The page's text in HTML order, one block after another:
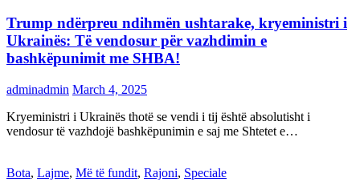
Trump ndërpreu ndihmën ushtarake, kryeministri i
Ukrainës: Të vendosur për vazhdimin e
bashkëpunimit me SHBA!
adminadmin March 4, 2025
Kryeministri i Ukrainës thotë se vendi i tij është absolutisht i
vendosur të vazhdojë bashkëpunimin e saj me Shtetet e…
Bota, Lajme, Më të fundit, Rajoni, Speciale